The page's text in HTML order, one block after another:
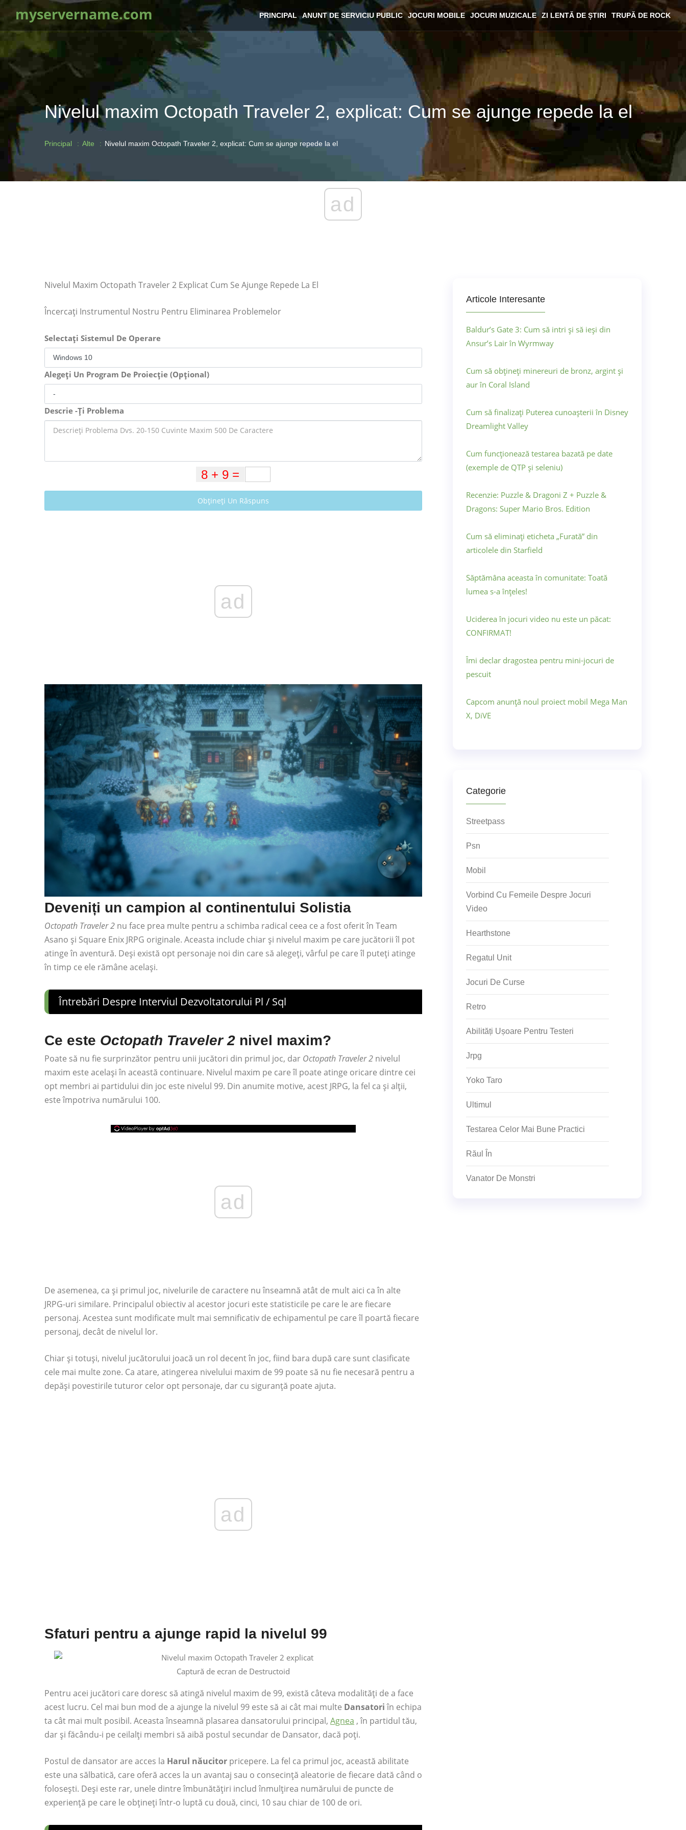
myservername.com PRINCIPAL ANUNT DE SERVICIU PUBLIC JOCURI MOBILE JOCURI MUZICALE ZI LENTĂ DE ȘTIRI TRUPĂ DE ROCK
Nivelul maxim Octopath Traveler 2, explicat: Cum se ajunge repede la el
Principal Alte Nivelul maxim Octopath Traveler 2, explicat: Cum se ajunge repede la el
ad
Nivelul Maxim Octopath Traveler 2 Explicat Cum Se Ajunge Repede La El
Încercați Instrumentul Nostru Pentru Eliminarea Problemelor
Selectați Sistemul De Operare
Alegeți Un Program De Proiecție (Opțional)
Descrie -Ți Problema
Obțineți Un Răspuns
ad
Deveniți un campion al continentului Solistia
Octopath Traveler 2 nu face prea multe pentru a schimba radical ceea ce a fost oferit în Team
Asano și Square Enix JRPG originale. Aceasta include chiar și nivelul maxim pe care jucătorii îl pot
atinge în aventură. Deși există opt personaje noi din care să alegeți, vârful pe care îl puteți atinge
în timp ce ele rămâne același.
Întrebări Despre Interviul Dezvoltatorului Pl / Sql
Ce este Octopath Traveler 2 nivel maxim?
Poate să nu fie surprinzător pentru unii jucători din primul joc, dar Octopath Traveler 2 nivelul
maxim este același în această continuare. Nivelul maxim pe care îl poate atinge oricare dintre cei
opt membri ai partidului din joc este nivelul 99. Din anumite motive, acest JRPG, la fel ca și alții,
este împotriva numărului 100.
ad
De asemenea, ca și primul joc, nivelurile de caractere nu înseamnă atât de mult aici ca în alte
JRPG-uri similare. Principalul obiectiv al acestor jocuri este statisticile pe care le are fiecare
personaj. Acestea sunt modificate mult mai semnificativ de echipamentul pe care îl poartă fiecare
personaj, decât de nivelul lor.
Chiar și totuși, nivelul jucătorului joacă un rol decent în joc, fiind bara după care sunt clasificate
cele mai multe zone. Ca atare, atingerea nivelului maxim de 99 poate să nu fie necesară pentru a
depăși povestirile tuturor celor opt personaje, dar cu siguranță poate ajuta.
ad
Sfaturi pentru a ajunge rapid la nivelul 99
Captură de ecran de Destructoid
Pentru acei jucători care doresc să atingă nivelul maxim de 99, există câteva modalități de a face
acest lucru. Cel mai bun mod de a ajunge la nivelul 99 este să ai cât mai multe Dansatoriîn echipa
ta cât mai mult posibil. Aceasta înseamnă plasarea dansatorului principal, Agnea , în partidul tău,
dar și făcându-i pe ceilalți membri să aibă postul secundar de Dansator, dacă poți.
Postul de dansator are acces la Harul năucitor pricepere. La fel ca primul joc, această abilitate
este una sălbatică, care oferă acces la un avantaj sau o consecință aleatorie de fiecare dată când o
folosești. Deși este rar, unele dintre îmbunătățiri includ înmulțirea numărului de puncte de
experiență pe care le obțineți într-o luptă cu două, cinci, 10 sau chiar de 100 de ori.
Articole Interesante
Baldur’s Gate 3: Cum să intri și să ieși din
Ansur’s Lair în Wyrmway
Cum să obțineți minereuri de bronz, argint și
aur în Coral Island
Cum să finalizați Puterea cunoașterii în Disney
Dreamlight Valley
Cum funcționează testarea bazată pe date
(exemple de QTP și seleniu)
Recenzie: Puzzle & Dragoni Z + Puzzle &
Dragons: Super Mario Bros. Edition
Cum să eliminați eticheta „Furată” din
articolele din Starfield
Săptămâna aceasta în comunitate: Toată
lumea s-a înțeles!
Uciderea în jocuri video nu este un păcat:
CONFIRMAT!
Îmi declar dragostea pentru mini-jocuri de
pescuit
Capcom anunță noul proiect mobil Mega Man
X, DiVE
Categorie
Streetpass
Psn
Mobil
Vorbind Cu Femeile Despre Jocuri
Video
Hearthstone
Regatul Unit
Jocuri De Curse
Retro
Abilități Ușoare Pentru Testeri
Jrpg
Yoko Taro
Ultimul
Testarea Celor Mai Bune Practici
Răul În
Vanator De Monstri